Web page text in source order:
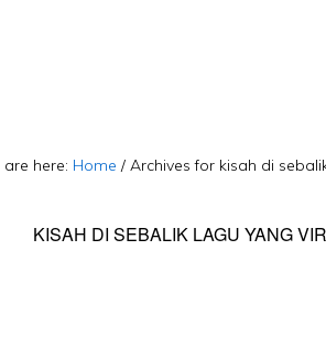
are here: Home /Archives for kisah di
KISAH DI SEBALIK LAGU YANG